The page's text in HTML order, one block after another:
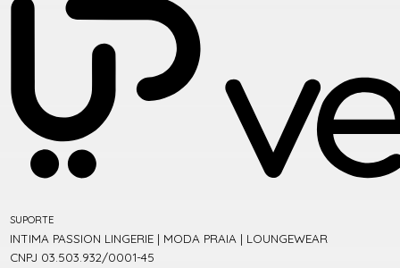
SUPORTE
INTIMA PASSION LINGERIE | MODA PRAIA | LOUNGEWEAR
CNPJ 03.503.932/0001-45